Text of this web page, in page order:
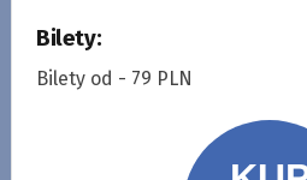
Bilety:
Bilety od - 79 PLN